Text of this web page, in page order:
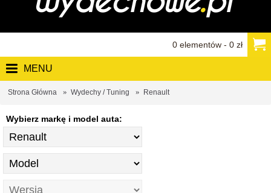
0 elementów - 0 zł
MENU
Strona Główna Wydechy / Tuning Renault
Wybierz markę i model auta: